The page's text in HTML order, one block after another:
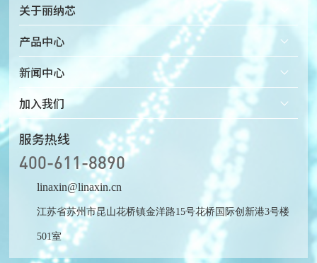
关于丽纳芯
公司简介
企业文化
荣誉资质
产品中心
固态纳米孔检测仪
固态纳米孔芯片
配套微流体装置
新闻中心
加入我们
热招岗位
服务热线
400-611-8890
linaxin@linaxin.cn
江苏省苏州市昆山花桥镇金洋路15号花桥国际创新港3号楼
501室